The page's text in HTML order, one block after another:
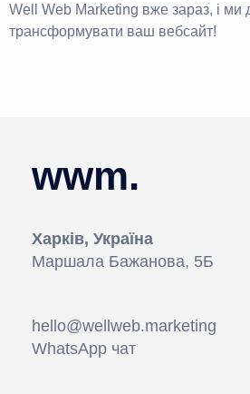
Well Web Marketing вже зараз, і
трансформувати ваш вебсайт!
wwm.
Харків, Україна
Маршала Бажанова, 5Б
hello@wellweb.marketing
WhatsApp чат